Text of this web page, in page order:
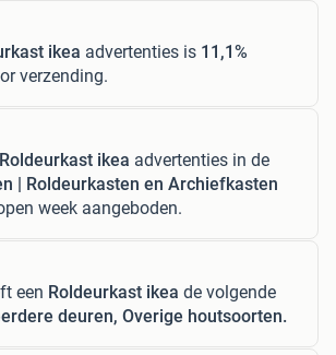
ikea advertenties is 11,1%
verzending.
Roldeurkast ikea advertenties in de
| Roldeurkasten en Archiefkasten
week aangeboden.
een Roldeurkast ikea de volgende
deuren, Overige houtsoorten.